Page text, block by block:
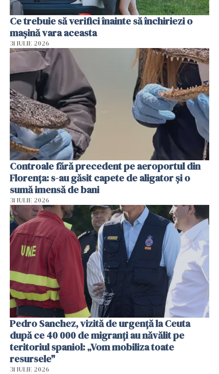
Ce trebuie să verifici înainte să închiriezi o
mașină vara aceasta
31 IULIE 2026
Controale fără precedent pe aeroportul din
Florența: s-au găsit capete de aligator și o
sumă imensă de bani
31 IULIE 2026
Pedro Sanchez, vizită de urgență la Ceuta
după ce 40 000 de migranți au năvălit pe
teritoriul spaniol: „Vom mobiliza toate
resursele"
31 IULIE 2026